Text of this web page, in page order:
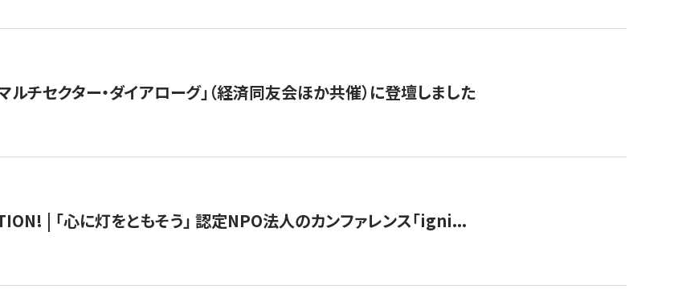
チセクター・ダイアローグ」（経済同友会ほか共催）に登壇しました
| 「心に灯をともそう」 認定NPO法人のカンファレンス「igni...